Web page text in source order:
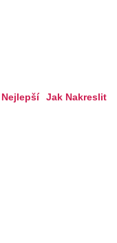
Nejlepší Jak Nakreslit